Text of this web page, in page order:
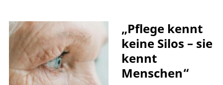
„Pflege kennt
keine Silos – sie
kennt
Menschen“